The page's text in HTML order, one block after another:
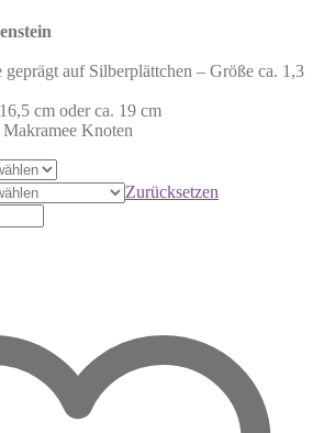
geprägt auf Silberplättchen – Größe ca. 1,3
cm oder ca. 19 cm
Knoten
Zurücksetzen